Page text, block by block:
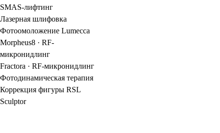
SMAS-лифтинг
Лазерная шлифовка
Фотоомоложение Lumecca
Morpheus8 · RF-
микронидлинг
Fractora · RF-микронидлинг
Фотодинамическая терапия
Коррекция фигуры RSL
Sculptor